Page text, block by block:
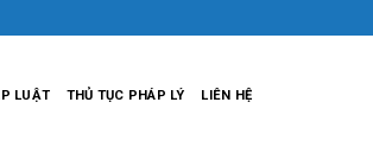
LUẬT THỦ TỤC PHÁP LÝ LIÊN HỆ